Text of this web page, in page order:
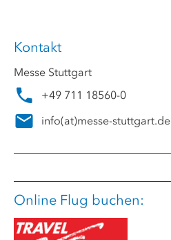
Kontakt
Messe Stuttgart
+49 711 18560-0
info(at)messe-stuttgart.de
Online Flug buchen: